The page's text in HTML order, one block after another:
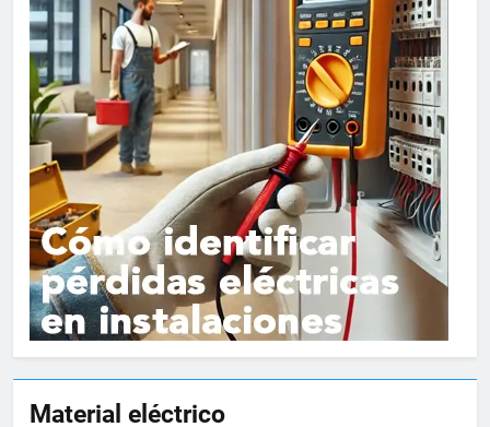
Material eléctrico
15
Cómo instalar tomas de